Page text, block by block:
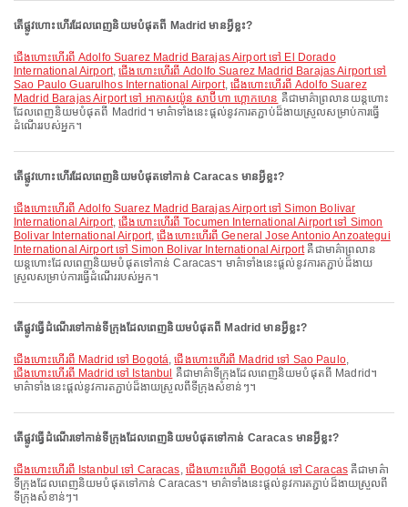
តើផ្លូវហោះហើរដែលពេញនិយមបំផុតពី Madrid មានអ្វីខ្លះ?
ជើងហោះហើរពី Adolfo Suarez Madrid Barajas Airport ទៅ El Dorado
International Airport,ជើងហោះហើរពី Adolfo Suarez Madrid Barajas Airport ទៅ
Sao Paulo Guarulhos International Airport,ជើងហោះហើរពី Adolfo Suarez
Madrid Barajas Airport ទៅ អាកាសយ៉ូន សាប៊ីហា ហ្គោកហេន គឺជាមាគ៌ាព្រលានយន្តហោះ
ដែលពេញនិយមបំផុតពី Madrid។ មាគ៌ាទាំងនេះផ្តល់នូវការតភ្ជាប់ដ៏ងាយស្រួលសម្រាប់ការធ្វើ
ដំណើររបស់អ្នក។
តើផ្លូវហោះហើរដែលពេញនិយមបំផុតទៅកាន់ Caracas មានអ្វីខ្លះ?
ជើងហោះហើរពី Adolfo Suarez Madrid Barajas Airport ទៅ Simon Bolivar
International Airport,ជើងហោះហើរពី Tocumen International Airport ទៅ Simon
Bolivar International Airport,ជើងហោះហើរពី General Jose Antonio Anzoategui
International Airport ទៅ Simon Bolivar International Airportគឺជាមាគ៌ាព្រលាន
យន្តហោះដែលពេញនិយមបំផុតទៅកាន់ Caracas។ មាគ៌ាទាំងនេះផ្តល់នូវការតភ្ជាប់ដ៏ងាយ
ស្រួលសម្រាប់ការធ្វើដំណើររបស់អ្នក។
តើផ្លូវធ្វើដំណើរទៅកាន់ទីក្រុងដែលពេញនិយមបំផុតពី Madrid មានអ្វីខ្លះ?
ជើងហោះហើរពី Madrid ទៅ Bogotá,ជើងហោះហើរពី Madrid ទៅ Sao Paulo,
ជើងហោះហើរពី Madrid ទៅ Istanbul
គឺជាមាគ៌ាទីក្រុងដែលពេញនិយមបំផុតពី Madrid។
មាគ៌ាទាំងនេះផ្តល់នូវការតភ្ជាប់ដ៏ងាយស្រួលពីទីក្រុងសំខាន់ៗ។
តើផ្លូវធ្វើដំណើរទៅកាន់ទីក្រុងដែលពេញនិយមបំផុតទៅកាន់ Caracas មានអ្វីខ្លះ?
ជើងហោះហើរពី Istanbul ទៅ Caracas, ជើងហោះហើរពី Bogotá ទៅ Caracas គឺជាមាគ៌ា
ទីក្រុងដែលពេញនិយមបំផុតទៅកាន់ Caracas។ មាគ៌ាទាំងនេះផ្តល់នូវការតភ្ជាប់ដ៏ងាយស្រួលពី
ទីក្រុងសំខាន់ៗ។